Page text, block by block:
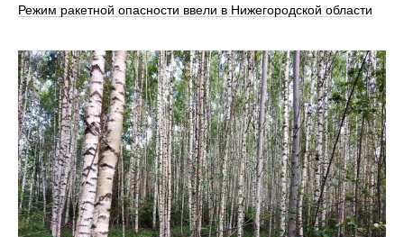
Режим ракетной опасности ввели в Нижегородской области